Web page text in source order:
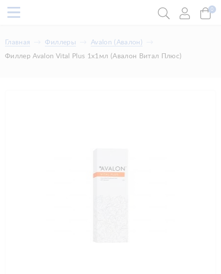
0
Главная Филлеры
​Avalon (Авалон)
Филлер Avalon Vital Plus 1x1мл (Авалон Витал Плюс)